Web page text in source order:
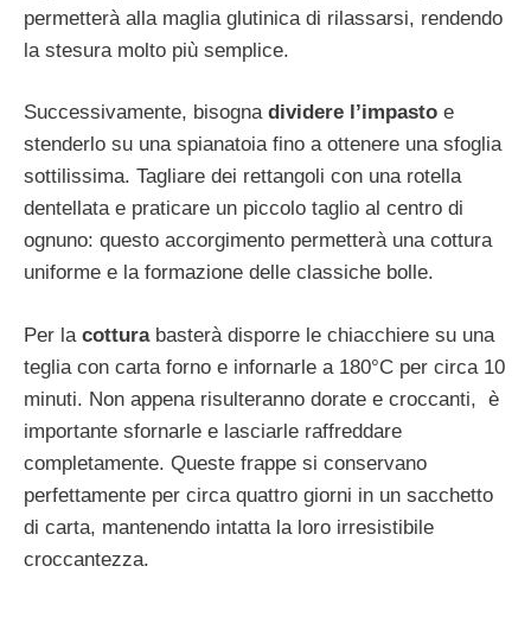
permetterà alla maglia glutinica di rilassarsi, rendendo
la stesura molto più semplice.
Successivamente, bisogna dividere l’impasto e
stenderlo su una spianatoia fino a ottenere una sfoglia
sottilissima. Tagliare dei rettangoli con una rotella
dentellata e praticare un piccolo taglio al centro di
ognuno: questo accorgimento permetterà una cottura
uniforme e la formazione delle classiche bolle.
Per la cotturabasterà disporre le chiacchiere su una
teglia con carta forno e infornarle a 180°C per circa 10
minuti. Non appena risulteranno dorate e croccanti, è
importante sfornarle e lasciarle raffreddare
completamente. Queste frappe si conservano
perfettamente per circa quattro giorni in un sacchetto
di carta, mantenendo intatta la loro irresistibile
croccantezza.